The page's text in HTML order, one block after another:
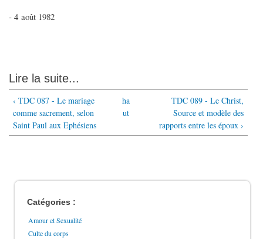
- 4 août 1982
Lire la suite...
‹ TDC 087 - Le mariage
comme sacrement, selon
Saint Paul aux Ephésiens
ha
ut
TDC 089 - Le Christ,
Source et modèle des
rapports entre les époux ›
Catégories :
Amour et Sexualité
Culte du corps